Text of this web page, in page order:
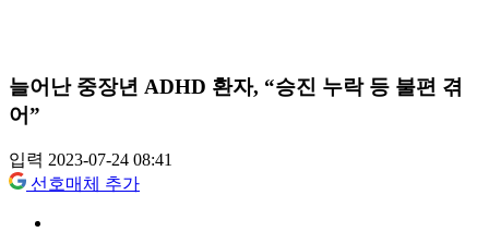
늘어난 중장년 ADHD 환자, “승진 누락 등 불편 겪
어”
입력 2023-07-24 08:41
선호매체 추가